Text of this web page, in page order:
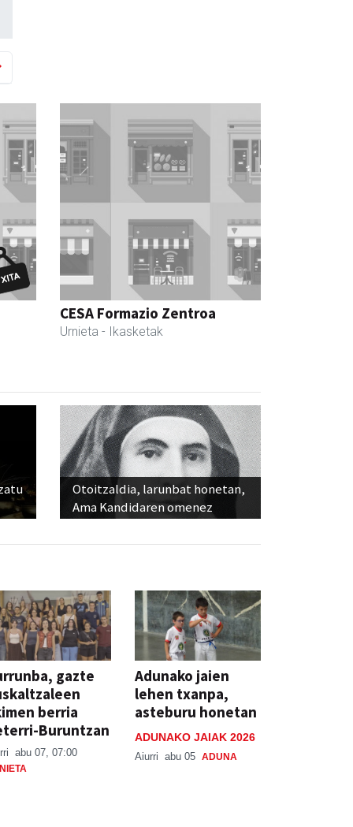
CESA Formazio Zentroa
Urnieta - Ikasketak
Otoitzaldia, larunbat honetan,
Ama Kandidaren omenez
gazte
berria
Buruntzan
abu 07, 07:00
Adunako jaien
lehen txanpa,
asteburu honetan
ADUNAKO JAIAK 2026
Aiurri abu 05 ADUNA